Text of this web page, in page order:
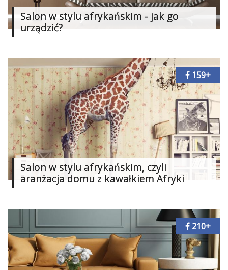
Dodaj
Dodaj
galerię
artykuł
Salon w stylu afrykańskim - jak go
urządzić?
Salon w stylu afrykańskim, czyli
aranżacja domu z kawałkiem Afryki
159+
210+